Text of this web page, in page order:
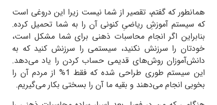
همانطور که گفتم، تقصیر از شما نیست زیرا این دروغی است
که سیستم آموزشِ ریاضیِ کنونی آن را به شما تحمیل کرده.
بنابراین اگر انجام محاسبات ذهنی برای شما مشکل است،
خودتان را سرزنش نکنید، سیستمی را سرزنش کنید که به
دانش‌آموزان روش‌های قدیمی حساب کردن را یاد می‌دهد.
این سیستم طوری طراحی شده که فقط %1 از مردم آن را
بخوبی انجام می‌دهند و بقیه ما آن را بسختی بکار می‌گیریم.